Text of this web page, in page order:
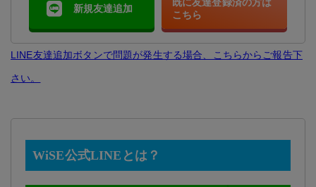
新規友達追加
既に友達登録済の方は
こちら
LINE友達追加ボタンで問題が発生する場合、こちらからご報告下
さい。
WiSE公式LINEとは？